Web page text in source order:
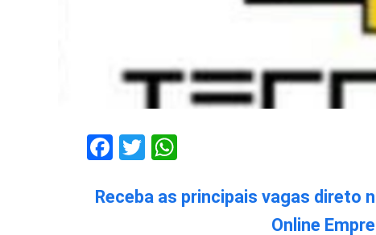
Facebook
Twitter
Receba as principais vagas direto
Online